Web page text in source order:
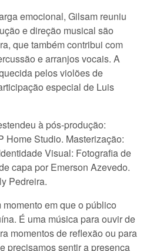
emocional, Gilsam reuniu
e direção musical são
que também contribui com
e arranjos vocais. A
pelos violões de
especial de Luis
à pós-produção:
Home Studio. Masterização:
Visual: Fotografia de
capa por Emerson Azevedo.
Pedreira.
momento em que o público
É uma música para ouvir de
momentos de reflexão ou para
precisamos sentir a presença